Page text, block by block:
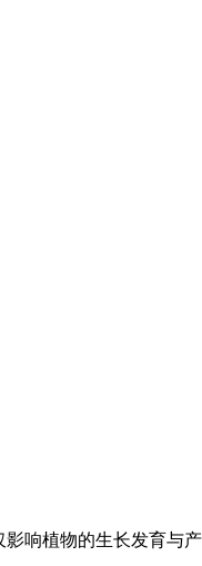
响植物的生长发育与产